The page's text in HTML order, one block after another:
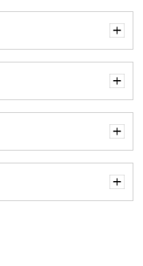
く
く
く
く